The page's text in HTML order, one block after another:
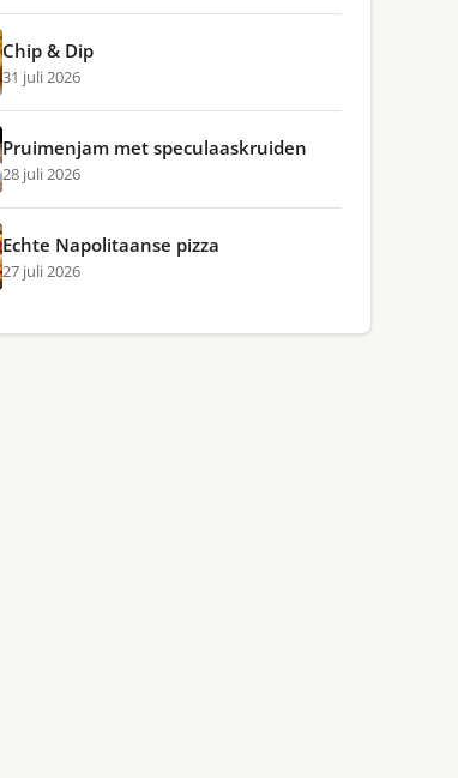
Chip & Dip
31 juli 2026
Pruimenjam met speculaaskruiden
28 juli 2026
Echte Napolitaanse pizza
27 juli 2026